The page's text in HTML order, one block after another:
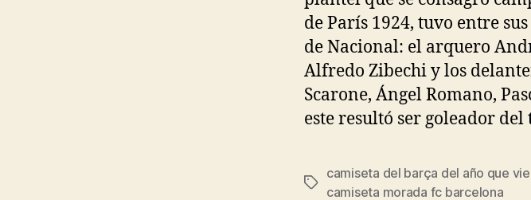
de París 1924, tuvo entre
de Nacional: el arquero
Alfredo Zibechi y los
Scarone, Ángel Romano,
este resultó ser goleador del
Etiquetas
camiseta del barça del año que
camiseta morada fc barcelona